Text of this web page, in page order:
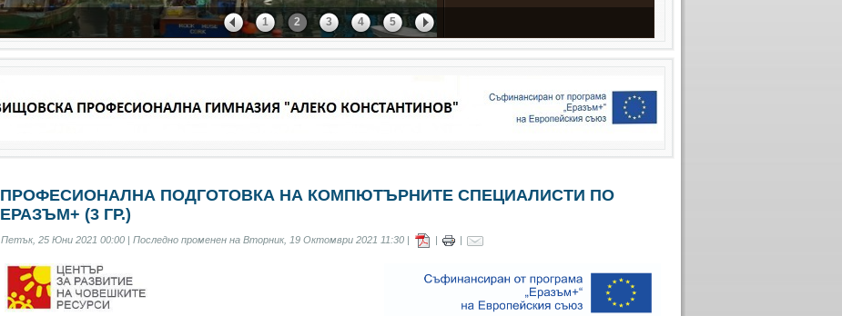
1 2 3 4 5
ПРОФЕСИОНАЛНА ПОДГОТОВКА НА КОМПЮТЪРНИТЕ СПЕЦИАЛИСТИ ПО
ЕРАЗЪМ+ (3 ГР.)
Петък, 25 Юни 2021 00:00 | Последно променен на Вторник, 19 Октомври 2021 11:30 | | |